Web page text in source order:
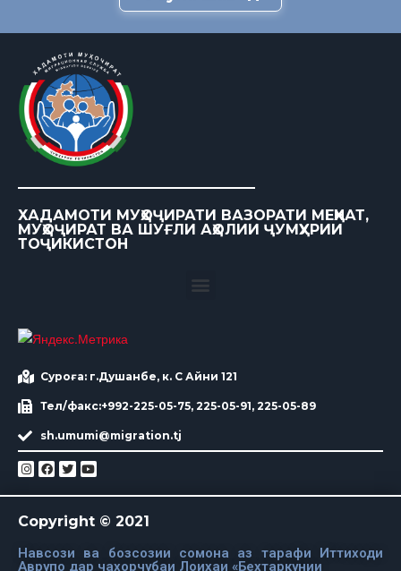
ХАДАМОТИ МУҲОҶИРАТИ ВАЗОРАТИ МЕҲНАТ,
МУҲОҶИРАТ ВА ШУҒЛИ АҲОЛИИ ҶУМҲУРИИ
ТОҶИКИСТОН
Суроға: г.Душанбе, к. С Айни 121
Тел/факс:+992-225-05-75, 225-05-91, 225-05-89
sh.umumi@migration.tj
Copyright © 2021
Навсози ва бозсозии сомона аз тарафи Иттиходи
Аврупо дар чахорчубаи Лоихаи «Бехтаркунии